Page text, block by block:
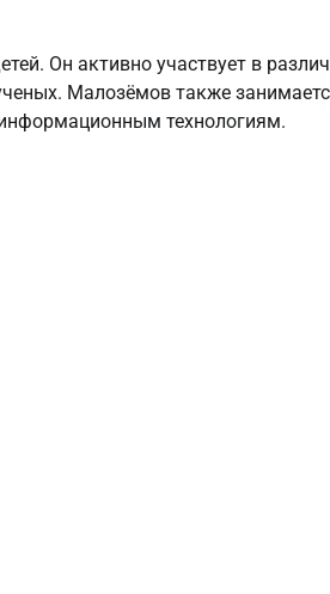
Он активно участвует в
Малозёмов также
технологиям.